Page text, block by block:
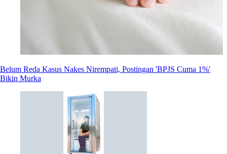
Belum Reda Kasus Nakes Nirempati, Postingan 'BPJS Cuma 1%'
Bikin Murka